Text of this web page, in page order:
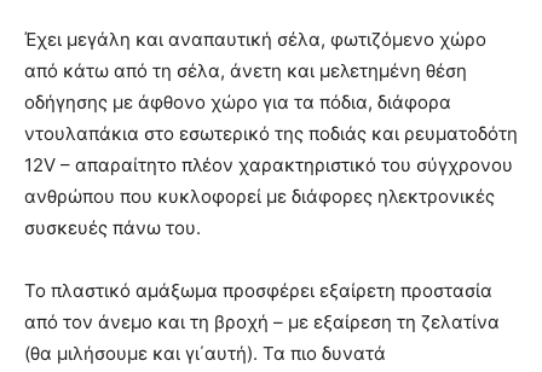
Έχει μεγάλη και αναπαυτική σέλα, φωτιζόμενο χώρο
από κάτω από τη σέλα, άνετη και μελετημένη θέση
οδήγησης με άφθονο χώρο για τα πόδια, διάφορα
ντουλαπάκια στο εσωτερικό της ποδιάς και ρευματοδότη
12V – απαραίτητο πλέον χαρακτηριστικό του σύγχρονου
ανθρώπου που κυκλοφορεί με διάφορες ηλεκτρονικές
συσκευές πάνω του.
Το πλαστικό αμάξωμα προσφέρει εξαίρετη προστασία
από τον άνεμο και τη βροχή – με εξαίρεση τη ζελατίνα
(θα μιλήσουμε και γι΄αυτή). Τα πιο δυνατά